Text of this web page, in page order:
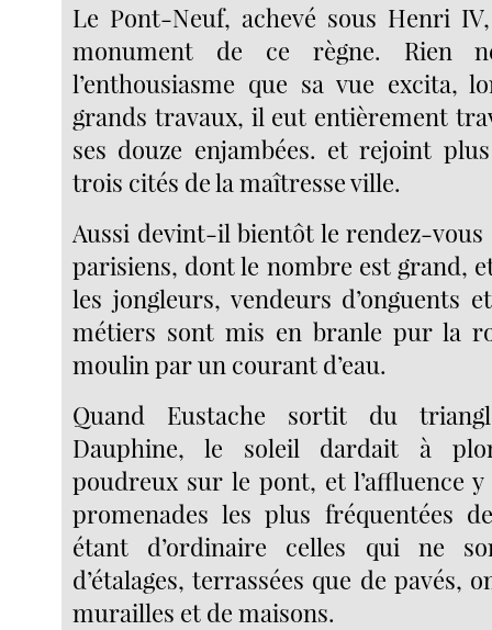
Le Pont-Neuf, achevé sous Henri
monument de ce règne. Rien
l’enthousiasme que sa vue excita,
grands travaux, il eut entièrement
ses douze enjambées. et rejoint
trois cités de la maîtresse ville.
Aussi devint-il bientôt le rendez-vous
parisiens, dont le nombre est grand,
les jongleurs, vendeurs d’onguents
métiers sont mis en branle pur la
moulin par un courant d’eau.
Quand Eustache sortit du
Dauphine, le soleil dardait à
poudreux sur le pont, et l’affluence
promenades les plus fréquentées
étant d’ordinaire celles qui ne
d’étalages, terrassées que de pavés,
murailles et de maisons.